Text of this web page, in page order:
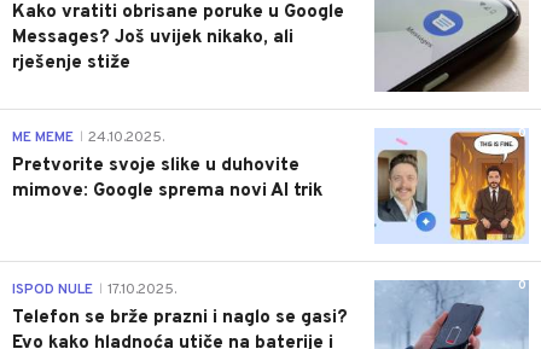
Kako vratiti obrisane poruke u Google
Messages? Još uvijek nikako, ali
rješenje stiže
0
ME MEME 24.10.2025.
Pretvorite svoje slike u duhovite
mimove: Google sprema novi AI trik
0
ISPOD NULE 17.10.2025.
Telefon se brže prazni i naglo se gasi?
Evo kako hladnoća utiče na baterije i